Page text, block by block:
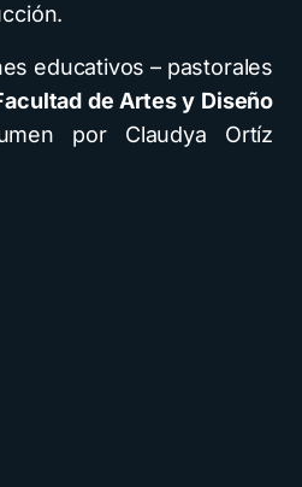
educativos – pastorales
de Artes y Diseño
por Claudya Ortíz